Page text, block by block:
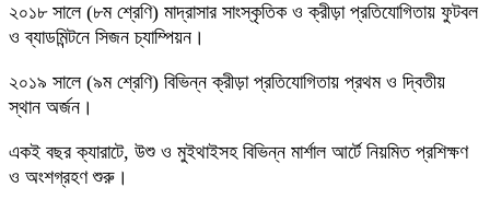
২০১৮ সালে (৮ম শ্রেণি) মাদ্রাসার সাংস্কৃতিক ও ক্রীড়া প্রতিযোগিতায় ফুটবল
ও ব্যাডমিন্টনে সিজন চ্যাম্পিয়ন।
২০১৯ সালে (৯ম শ্রেণি) বিভিন্ন ক্রীড়া প্রতিযোগিতায় প্রথম ও দ্বিতীয়
স্থান অর্জন।
একই বছর ক্যারাটে, উশু ও মুইথাইসহ বিভিন্ন মার্শাল আর্টে নিয়মিত প্রশিক্ষণ
ও অংশগ্রহণ শুরু।